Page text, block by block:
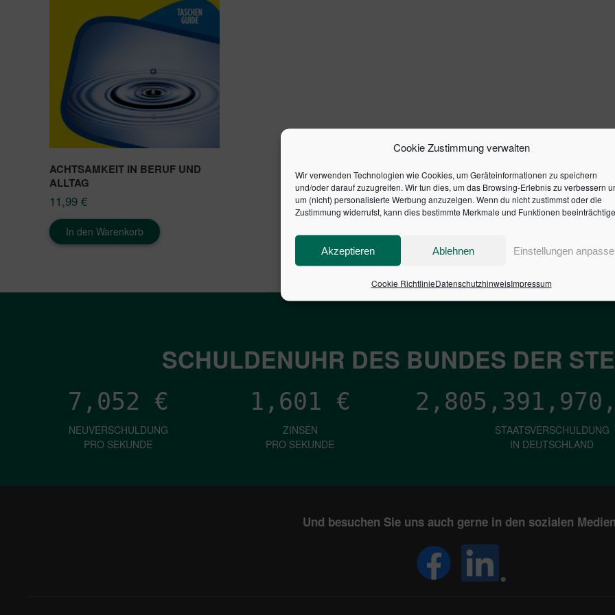
Cookie Zustimmung verwalten
Wir verwenden Technologien wie Cookies, um Geräteinformationen zu speichern
und/oder darauf zuzugreifen. Wir tun dies, um das Browsing-Erlebnis zu verbessern
um (nicht) personalisierte Werbung anzuzeigen. Wenn du nicht zustimmst oder die
Zustimmung widerrufst, kann dies bestimmte Merkmale und Funktionen
Akzeptieren Ablehnen Einstellungen
Cookie RichtlinieDatenschutzhinweisImpressum
ACHTSAMKEIT IN BERUF UND
ALLTAG
11,99 €
In den Warenkorb
SCHULDENUHR DES BUNDES DER
7,052 €
NEUVERSCHULDUNG
PRO SEKUNDE
1,601 €
ZINSEN
PRO SEKUNDE
STAATSVERSCHULDUNG
IN DEUTSCHLAND
Und besuchen Sie uns auch gerne in den sozialen